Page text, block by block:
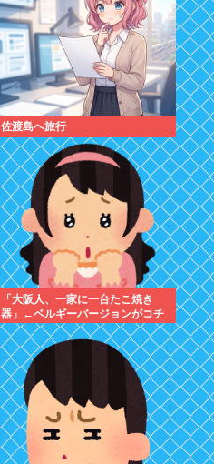
佐渡島へ旅行
「大阪人、一家に一台たこ焼き
器」←ベルギーバージョンがコチ
ラ・・・・・・